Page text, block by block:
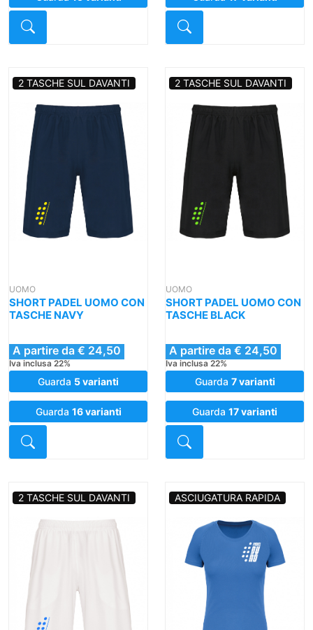
2 TASCHE SUL DAVANTI
UOMO
SHORT PADEL UOMO CON
TASCHE NAVY
A partire da € 24,50
Iva inclusa 22%
Guarda 5 varianti
Guarda 16 varianti
2 TASCHE SUL DAVANTI
UOMO
SHORT PADEL UOMO CON
TASCHE BLACK
A partire da € 24,50
Iva inclusa 22%
Guarda 7 varianti
Guarda 17 varianti
2 TASCHE SUL DAVANTI ASCIUGATURA RAPIDA